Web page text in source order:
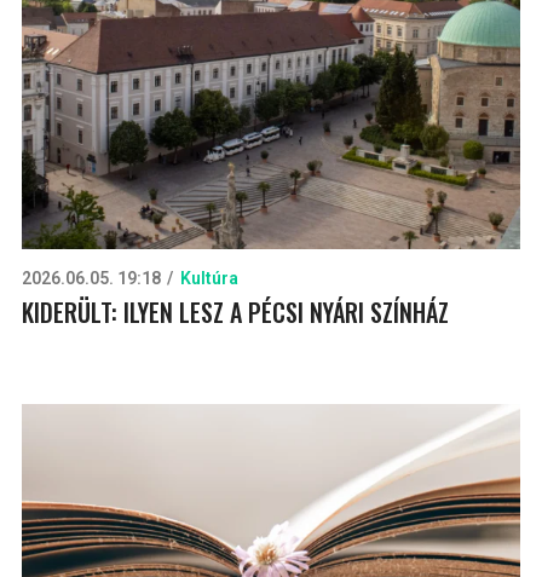
2026.06.05. 19:18 Kultúra
KIDERÜLT: ILYEN LESZ A PÉCSI NYÁRI SZÍNHÁZ